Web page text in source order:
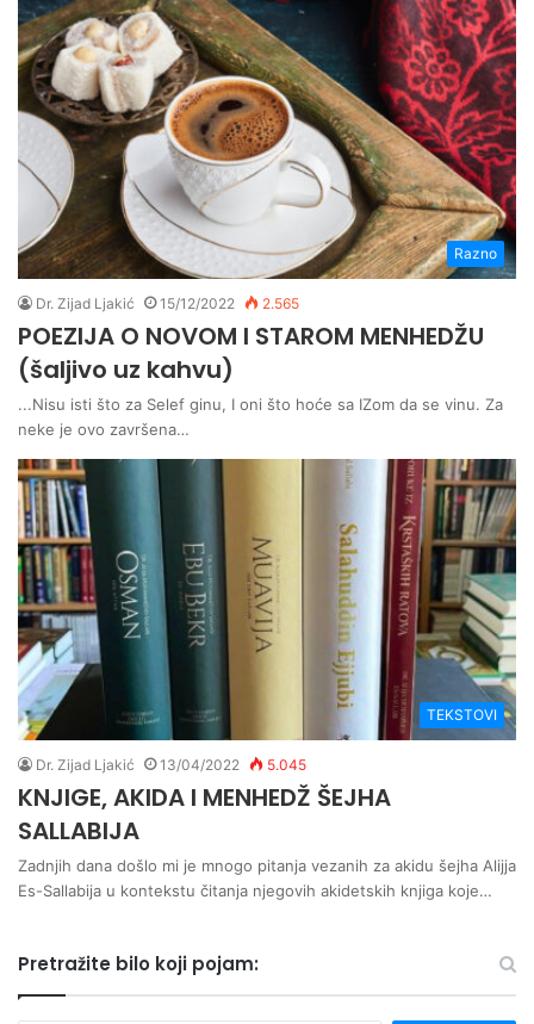
Razno
Dr. Zijad Ljakić 15/12/2022 2.565
POEZIJA O NOVOM I STAROM MENHEDŽU
(šaljivo uz kahvu)
...Nisu isti što za Selef ginu, I oni što hoće sa IZom da se vinu. Za
neke je ovo završena…
TEKSTOVI
Dr. Zijad Ljakić 13/04/2022 5.045
KNJIGE, AKIDA I MENHEDŽ ŠEJHA
SALLABIJA
Zadnjih dana došlo mi je mnogo pitanja vezanih za akidu šejha Alijja
Es-Sallabija u kontekstu čitanja njegovih akidetskih knjiga koje…
Pretražite bilo koji pojam: